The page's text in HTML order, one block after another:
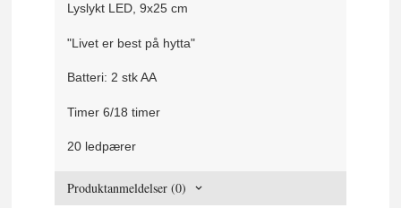
Lyslykt LED, 9x25 cm
"Livet er best på hytta"
Batteri: 2 stk AA
Timer 6/18 timer
20 ledpærer
Produktanmeldelser (0)